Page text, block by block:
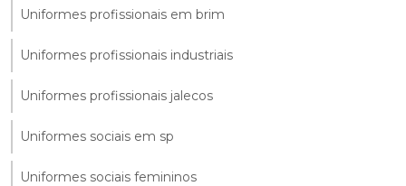
Uniformes profissionais em brim
Uniformes profissionais industriais
Uniformes profissionais jalecos
Uniformes sociais em sp
Uniformes sociais femininos